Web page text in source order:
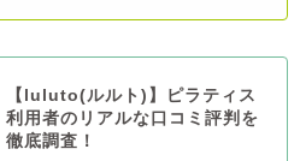
【luluto(ルルト)】ピラティス
利用者のリアルな口コミ評判を
徹底調査！